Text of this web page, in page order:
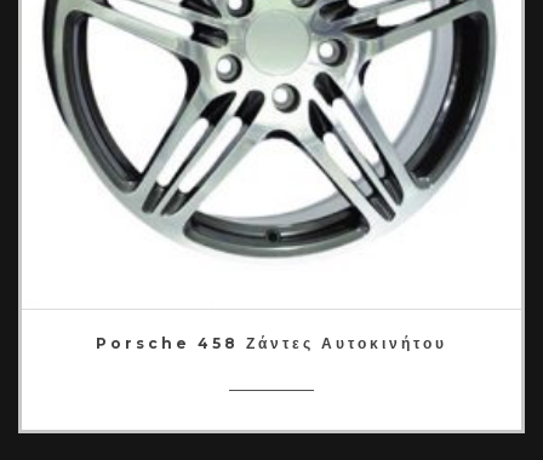
Porsche 458 Ζάντες Αυτοκινήτου